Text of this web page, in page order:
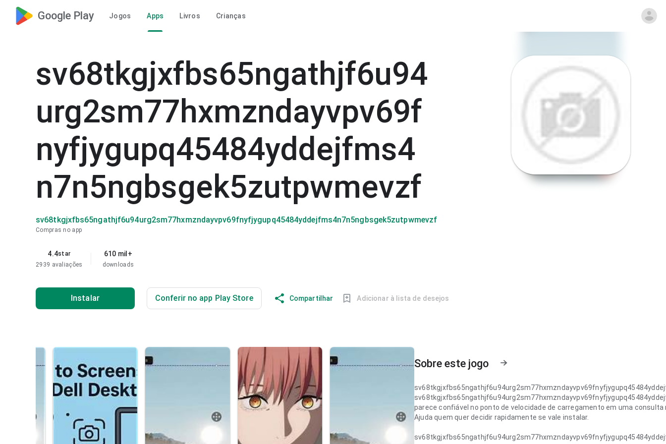
Google Play Jogos Apps Livros Crianças
sv68tkgjxfbs65ngathjf6u94
urg2sm77hxmzndayvpv69f
nyfjygupq45484yddejfms4
n7n5ngbsgek5zutpwmevzf
sv68tkgjxfbs65ngathjf6u94urg2sm77hxmzndayvpv69fnyfjygupq45484yddejfms4n7n5ngbsgek5zutpwmevzf
Compras no app
4.4star
2939 avaliações
610 mil+
downloads
Instalar Conferir no app Play Store Compartilhar Adicionar à lista de desejos
Sobre este jogo
parece confiável no ponto de velocidade de carregamento em uma consulta
Ajuda quem quer decidir rapidamente se vale instalar.